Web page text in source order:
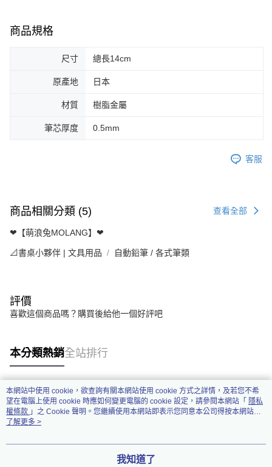
商品規格
尺寸 總長14cm
原產地 日本
材質 樹脂金屬
筆芯厚度 0.5mm
客服
商品相關分類 (5) 查看全部
❤【萌浪兔MOLANG】❤
📐書桌小夥伴 | 文具用品 自動鉛筆 / 各式筆類
評價
喜歡這個商品嗎？購買後給他一個好評吧
本分類熱銷全站排行
熱門標籤
本網站中使用 cookie，欲查詢有關本網站使用 cookie 方式之詳情，及若您不希
望在電腦上使用 cookie 時應如何變更電腦的 cookie 設定，請參閱本網站「 隱私
權條款 」之 Cookie 聲明。您繼續使用本網站即表示您同意本公司得按本網站使
用條款之 Cookie 聲明使用 cookie。
了解更多 >
我知道了